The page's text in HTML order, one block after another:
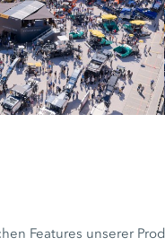
Features unserer